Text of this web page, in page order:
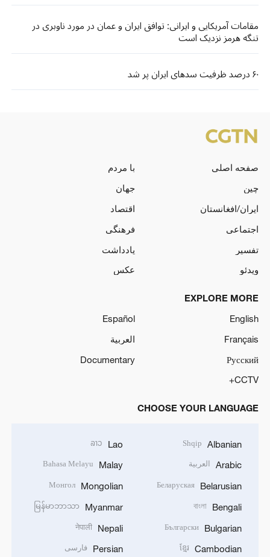
مقامات آمریکایی و ایرانی: توافق ایران و عمان در مورد ناوبری در
تنگه هرمز نزدیک است
۶۰ درصد ظرفیت سدهای ایران پر شد
صفحه اصلی
با مردم
چین
جهان
ایران/افغانستان
اقتصاد
اجتماعی
فرهنگی
تفسیر
یادداشت
ویدئو
عکس
EXPLORE MORE
English
Español
Français
العربية
Русский
Documentary
CCTV+
CHOOSE YOUR LANGUAGE
Albanian
Shqip
Arabic العربية
Belarusian
Беларуская
Bengali
বাংলা
Bulgarian
Български
Cambodian
ខ្មែរ
Lao
ລາວ
Malay
Bahasa Melayu
Mongolian
Монгол
Myanmar
မြန်မာဘာသာ
Nepali
नेपाली
Persian فارسی